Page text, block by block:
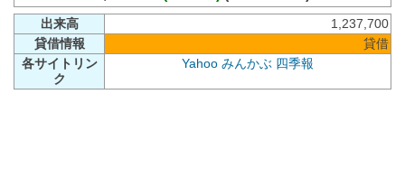
出来高
1,237,700
貸借情報
貸借
各サイトリン
ク
Yahoo みんかぶ 四季報